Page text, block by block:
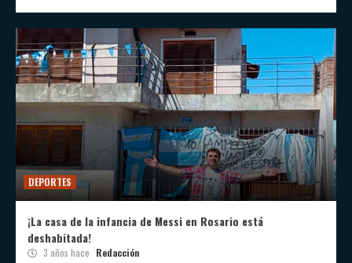
DEPORTES
¡La casa de la infancia de Messi en Rosario está
deshabitada!
3 años hace Redacción